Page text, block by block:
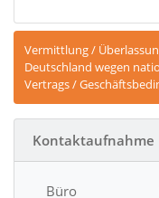
Vermittlung /
Deutschland wegen
Vertrags /
Kontaktaufnahme
Büro